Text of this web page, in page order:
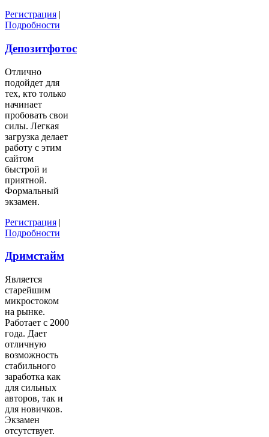
Регистрация |
Подробности
Депозитфотос
Отлично
подойдет для
тех, кто только
начинает
пробовать свои
силы. Легкая
загрузка делает
работу с этим
сайтом
быстрой и
приятной.
Формальный
экзамен.
Регистрация |
Подробности
Дримстайм
Является
старейшим
микростоком
на рынке.
Работает с 2000
года. Дает
отличную
возможность
стабильного
заработка как
для сильных
авторов, так и
для новичков.
Экзамен
отсутствует.